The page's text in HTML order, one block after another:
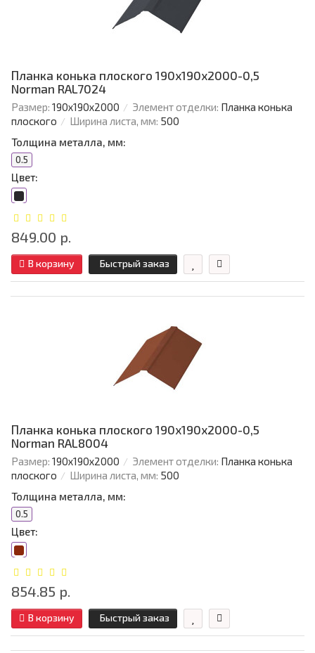
Планка конька плоского 190х190х2000-0,5
Norman RAL7024
Размер: 190х190х2000 Элемент отделки: Планка конька
плоского
Ширина листа, мм: 500
Толщина металла, мм:
0.5
Цвет:
849.00 р.
В корзину Быстрый заказ
Планка конька плоского 190х190х2000-0,5
Norman RAL8004
Размер: 190х190х2000 Элемент отделки: Планка конька
плоского
Ширина листа, мм: 500
Толщина металла, мм:
0.5
Цвет:
854.85 р.
В корзину Быстрый заказ